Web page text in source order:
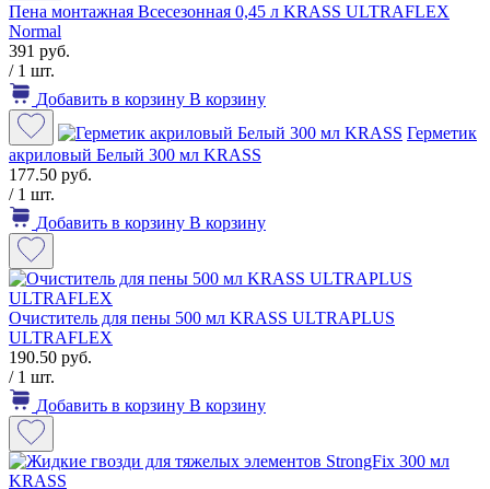
Пена монтажная Всесезонная 0,45 л KRASS ULTRAFLEX
Normal
391 руб.
/ 1 шт.
Добавить в корзину В корзину
Герметик
акриловый Белый 300 мл KRASS
177.50 руб.
/ 1 шт.
Добавить в корзину В корзину
Очиститель для пены 500 мл KRASS ULTRAPLUS
ULTRAFLEX
190.50 руб.
/ 1 шт.
Добавить в корзину В корзину